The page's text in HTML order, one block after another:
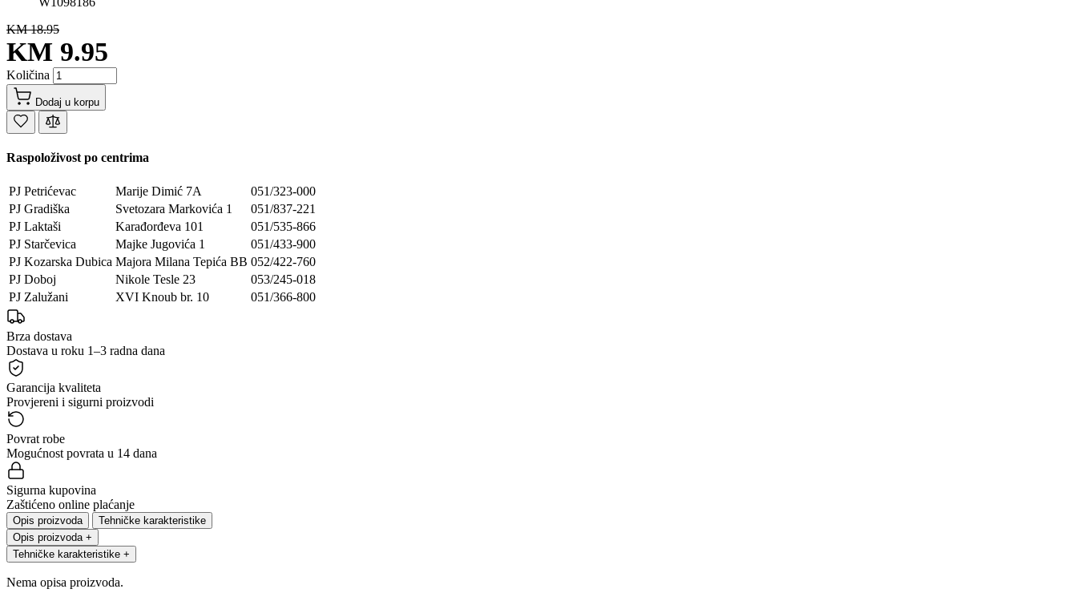
KM 18.95
KM 9.95
Količina
Dodaj u korpu
Raspoloživost po centrima
PJ Petrićevac Marije Dimić 7A
051/323-000
PJ Gradiška
Svetozara Markovića 1
051/837-221
PJ Laktaši
Karađorđeva 101
051/535-866
PJ Starčevica
Majke Jugovića 1
051/433-900
PJ Kozarska Dubica Majora Milana Tepića BB 052/422-760
PJ Doboj
Nikole Tesle 23
053/245-018
PJ Zalužani
XVI Knoub br. 10 051/366-800
Brza dostava
Dostava u roku 1–3 radna dana
Garancija kvaliteta
Provjereni i sigurni proizvodi
Povrat robe
Mogućnost povrata u 14 dana
Sigurna kupovina
Zaštićeno online plaćanje
Opis proizvoda
Tehničke karakteristike
Opis proizvoda +
Tehničke karakteristike +
Nema opisa proizvoda.